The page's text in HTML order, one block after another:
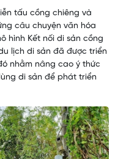
tấu cồng chiêng và
câu chuyện văn hóa
hình Kết nối di sản cồng
lịch di sản đã được triển
nhằm nâng cao ý thức
di sản để phát triển